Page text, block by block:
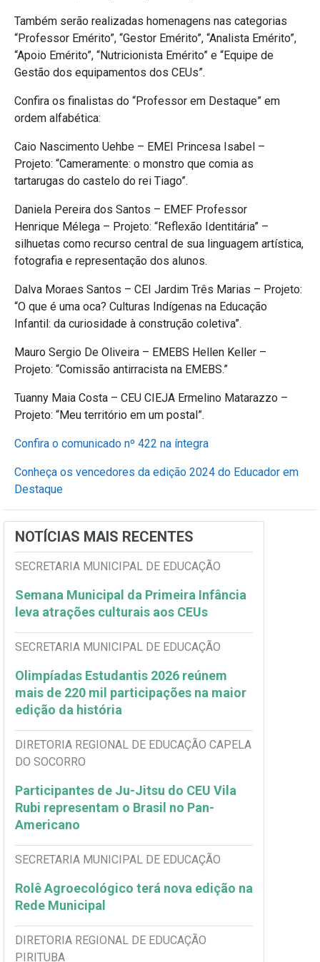
Também serão realizadas homenagens nas categorias
“Professor Emérito”, “Gestor Emérito”, “Analista Emérito”,
“Apoio Emérito”, “Nutricionista Emérito” e “Equipe de
Gestão dos equipamentos dos CEUs”.
Confira os finalistas do “Professor em Destaque” em
ordem alfabética:
Caio Nascimento Uehbe – EMEI Princesa Isabel –
Projeto: “Cameramente: o monstro que comia as
tartarugas do castelo do rei Tiago”.
Daniela Pereira dos Santos – EMEF Professor
Henrique Mélega – Projeto: “Reflexão Identitária” –
silhuetas como recurso central de sua linguagem artística,
fotografia e representação dos alunos.
Dalva Moraes Santos – CEI Jardim Três Marias – Projeto:
“O que é uma oca? Culturas Indígenas na Educação
Infantil: da curiosidade à construção coletiva”.
Mauro Sergio De Oliveira – EMEBS Hellen Keller –
Projeto: “Comissão antirracista na EMEBS.”
Tuanny Maia Costa – CEU CIEJA Ermelino Matarazzo –
Projeto: “Meu território em um postal”.
Confira o comunicado nº 422 na íntegra
Conheça os vencedores da edição 2024 do Educador em
Destaque
NOTÍCIAS MAIS RECENTES
SECRETARIA MUNICIPAL DE EDUCAÇÃO
Semana Municipal da Primeira Infância
leva atrações culturais aos CEUs
SECRETARIA MUNICIPAL DE EDUCAÇÃO
Olimpíadas Estudantis 2026 reúnem
mais de 220 mil participações na maior
edição da história
DIRETORIA REGIONAL DE EDUCAÇÃO CAPELA
DO SOCORRO
Participantes de Ju-Jitsu do CEU Vila
Rubi representam o Brasil no Pan-
Americano
SECRETARIA MUNICIPAL DE EDUCAÇÃO
Rolê Agroecológico terá nova edição na
Rede Municipal
DIRETORIA REGIONAL DE EDUCAÇÃO
PIRITUBA